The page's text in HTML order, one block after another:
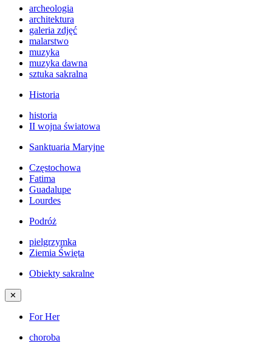
archeologia
architektura
galeria zdjęć
malarstwo
muzyka
muzyka dawna
sztuka sakralna
Historia
historia
II wojna światowa
Sanktuaria Maryjne
Częstochowa
Fatima
Guadalupe
Lourdes
Podróż
pielgrzymka
Ziemia Święta
Obiekty sakralne
✕
For Her
choroba